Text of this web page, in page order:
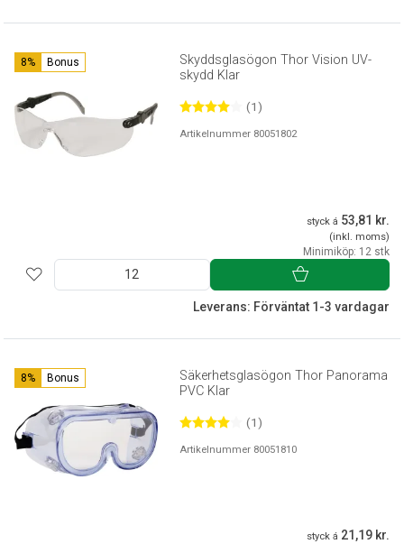
8% Bonus
Skyddsglasögon Thor Vision UV-
skydd Klar
(1)
Artikelnummer 80051802
styck á 53,81 kr.
(inkl. moms)
Minimiköp: 12 stk
Leverans: Förväntat 1-3 vardagar
8% Bonus
Säkerhetsglasögon Thor Panorama
PVC Klar
(1)
Artikelnummer 80051810
styck á 21,19 kr.